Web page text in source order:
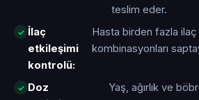
teslim eder.
İlaç
etkileşimi
kontrolü:
Hasta birden fazla ilaç
kombinasyonları
Doz
Yaş, ağırlık ve